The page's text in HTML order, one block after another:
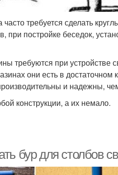
требуется сделать
постройке беседок,
требуются при устройстве
они есть в достаточном
и надежны,
конструкции, а их немало.
бур для столбов